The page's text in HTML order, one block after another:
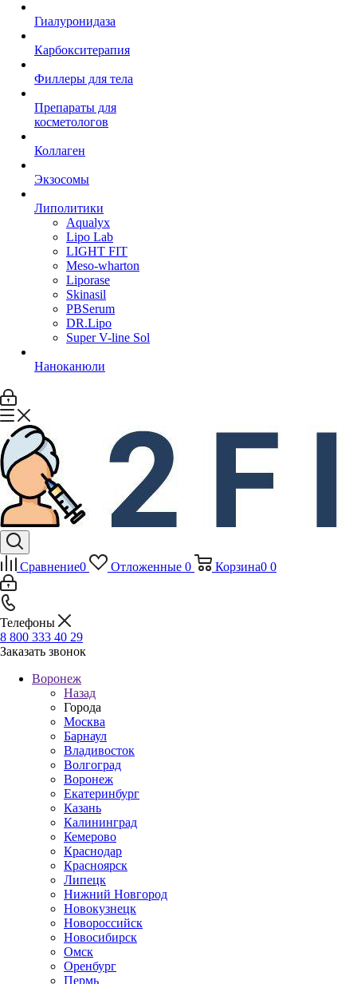
Гиалуронидаза
Карбокситерапия
Филлеры для тела
Препараты для
косметологов
Коллаген
Экзосомы
Липолитики
Aqualyx
Lipo Lab
LIGHT FIT
Meso-wharton
Liporase
Skinasil
PBSerum
DR.Lipo
Super V-line Sol
Наноканюли
Сравнение0 Отложенные 0 Корзина0 0
Телефоны
8 800 333 40 29
Заказать звонок
Воронеж
Назад
Города
Москва
Барнаул
Владивосток
Волгоград
Воронеж
Екатеринбург
Казань
Калининград
Кемерово
Краснодар
Красноярск
Липецк
Нижний Новгород
Новокузнецк
Новороссийск
Новосибирск
Омск
Оренбург
Пермь